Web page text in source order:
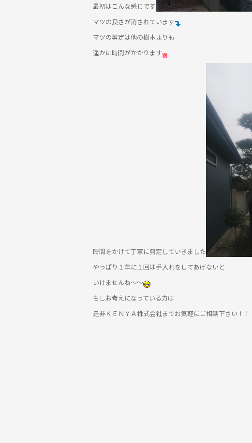
最初はこんな感じです
マツの良さが消されています
マツの剪定は他の樹木よりも
遥かに時間がかかります
時間をかけて丁寧に剪定していきました
やっぱり１年に１回は手入れをしてあげないと
いけませんね～～
もしお考えになっている方は
是非ＫＥＮＹＡ株式会社までお気軽にご相談下さい！！